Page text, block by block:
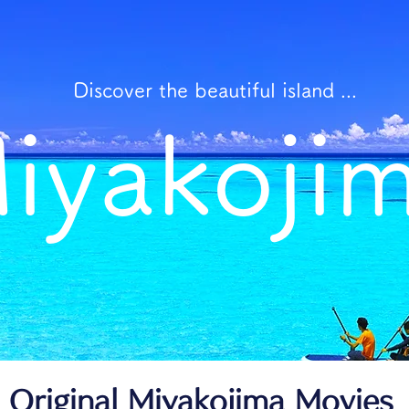
Discover the beautiful island ...
Original Miyakojima Movies